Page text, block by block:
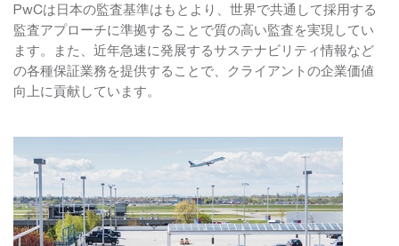
PwCは日本の監査基準はもとより、世界で共通して採用する
監査アプローチに準拠することで質の高い監査を実現してい
ます。また、近年急速に発展するサステナビリティ情報など
の各種保証業務を提供することで、クライアントの企業価値
向上に貢献しています。